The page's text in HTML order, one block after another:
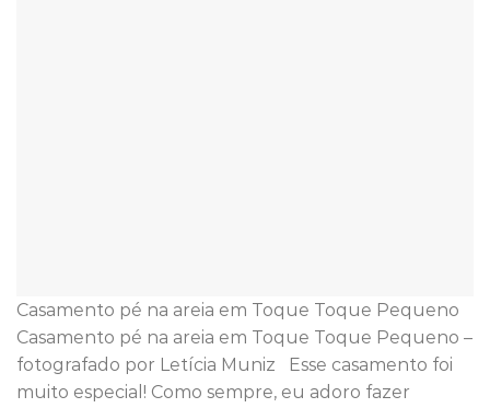
Casamento pé na areia em Toque Toque Pequeno
Casamento pé na areia em Toque Toque Pequeno –
fotografado por Letícia Muniz Esse casamento foi
muito especial! Como sempre, eu adoro fazer